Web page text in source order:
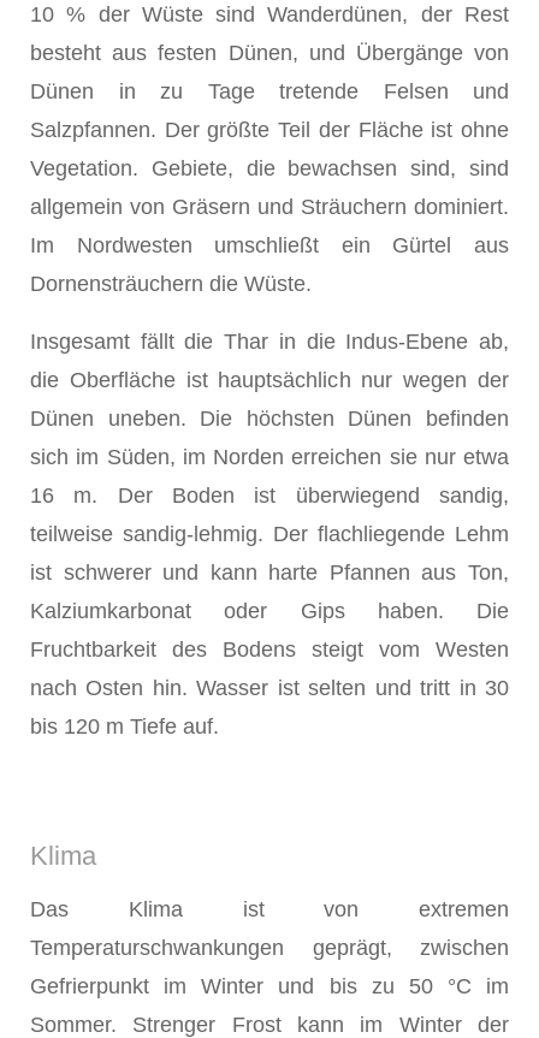
10 % der Wüste sind Wanderdünen, der Rest
besteht aus festen Dünen, und Übergänge von
Dünen in zu Tage tretende Felsen und
Salzpfannen. Der größte Teil der Fläche ist ohne
Vegetation. Gebiete, die bewachsen sind, sind
allgemein von Gräsern und Sträuchern dominiert.
Im Nordwesten umschließt ein Gürtel aus
Dornensträuchern die Wüste.
Insgesamt fällt die Thar in die Indus-Ebene ab,
die Oberfläche ist hauptsächlich nur wegen der
Dünen uneben. Die höchsten Dünen befinden
sich im Süden, im Norden erreichen sie nur etwa
16 m. Der Boden ist überwiegend sandig,
teilweise sandig-lehmig. Der flachliegende Lehm
ist schwerer und kann harte Pfannen aus Ton,
Kalziumkarbonat oder Gips haben. Die
Fruchtbarkeit des Bodens steigt vom Westen
nach Osten hin. Wasser ist selten und tritt in 30
bis 120 m Tiefe auf.
Klima
Das Klima ist von extremen
Temperaturschwankungen geprägt, zwischen
Gefrierpunkt im Winter und bis zu 50 °C im
Sommer. Strenger Frost kann im Winter der